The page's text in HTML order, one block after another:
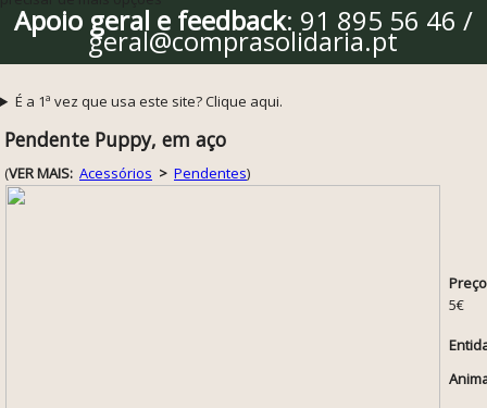
Apoio geral e feedback: 91 895 56 46 /
geral@comprasolidaria.pt
É a 1ª vez que usa este site? Clique aqui.
Pendente Puppy, em aço
(VER MAIS: Acessórios > Pendentes)
5€